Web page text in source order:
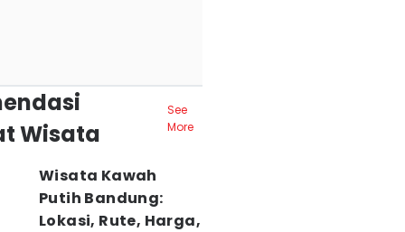
Wisata
See
More
Wisata Kawah
Putih Bandung:
Lokasi, Rute, Harga,